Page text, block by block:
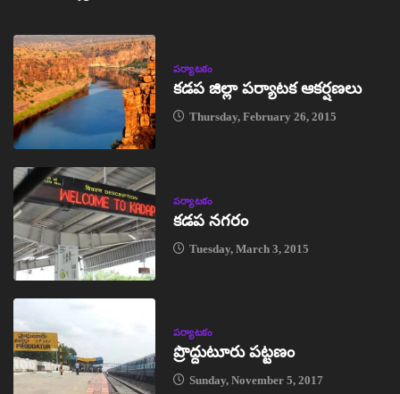
పర్యాటకం
కడప జిల్లా పర్యాటక ఆకర్షణలు
Thursday, February 26, 2015
పర్యాటకం
కడప నగరం
Tuesday, March 3, 2015
పర్యాటకం
ప్రొద్దుటూరు పట్టణం
Sunday, November 5, 2017